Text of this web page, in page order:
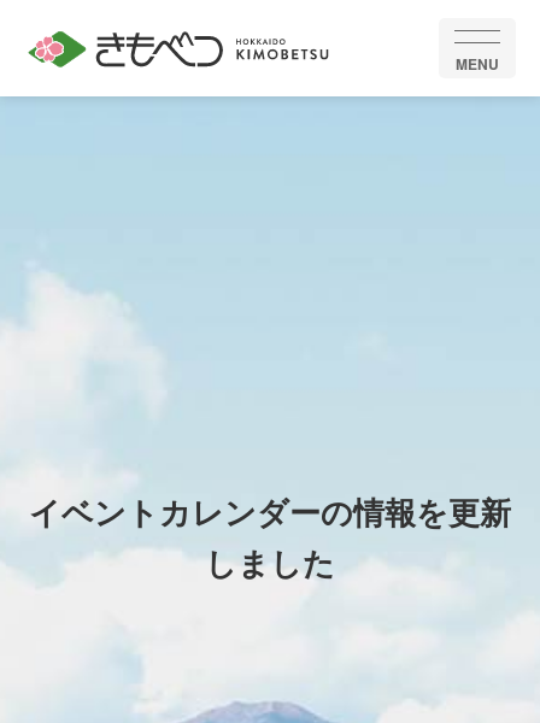
MENU
イベントカレンダーの情報を更新
しました